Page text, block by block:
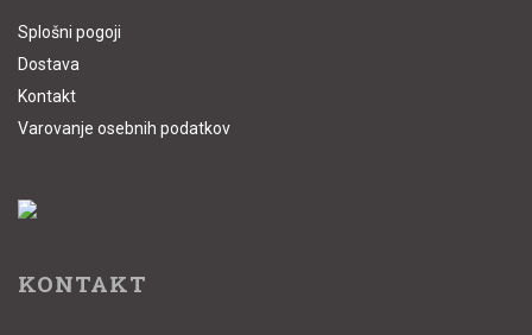
Splošni pogoji
Dostava
Kontakt
Varovanje osebnih podatkov
KONTAKT